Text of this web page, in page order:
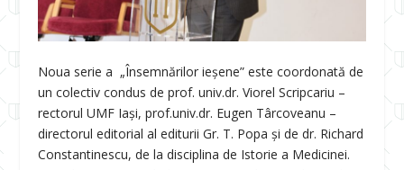
Noua serie a „Însemnărilor ieșene” este coordonată de
un colectiv condus de prof. univ.dr. Viorel Scripcariu –
rectorul UMF Iași, prof.univ.dr. Eugen Târcoveanu –
directorul editorial al editurii Gr. T. Popa și de dr. Richard
Constantinescu, de la disciplina de Istorie a Medicinei.